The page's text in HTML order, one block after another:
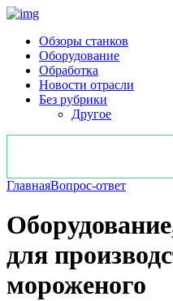
Обзоры станков
Оборудование
Обработка
Новости отрасли
Без рубрики
Другое
ГлавнаяВопрос-ответ
для
мороженого